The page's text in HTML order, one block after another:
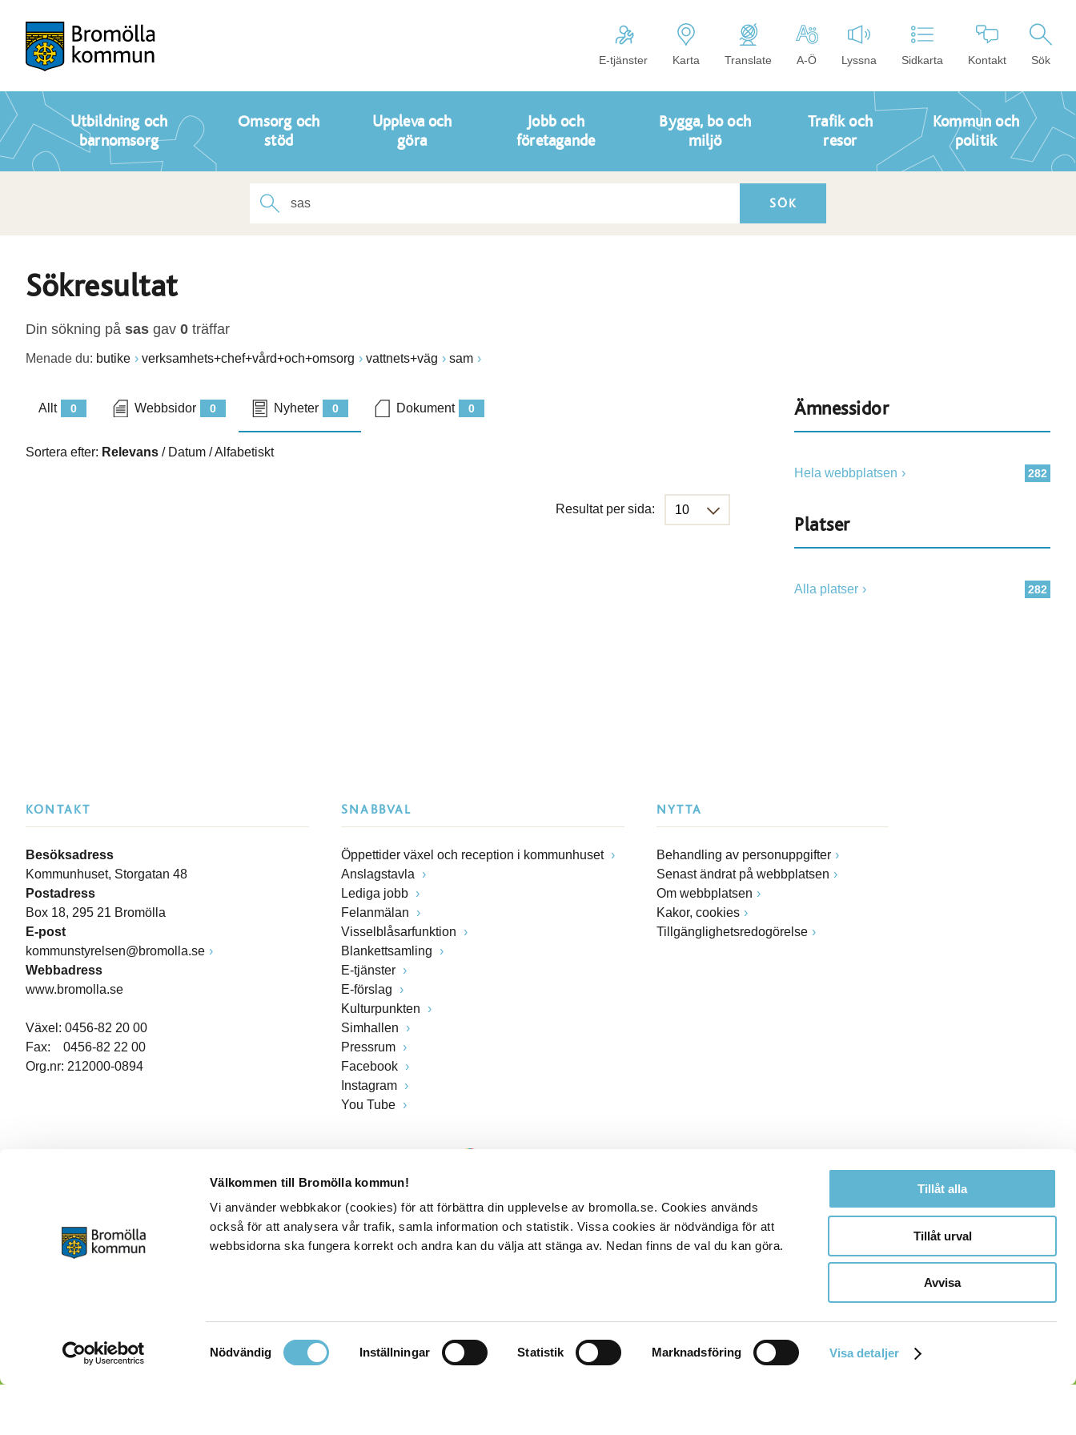
Välkommen till Bromölla kommun!
Vi använder webbkakor (cookies) för att förbättra din upplevelse av bromolla.se. Cookies används
också för att analysera vår trafik, samla information och statistik. Vissa cookies är nödvändiga för att
webbsidorna ska fungera korrekt och andra kan du välja att stänga av. Nedan finns de val du kan göra.
Samtyckesval
Nödvändig Inställningar Statistik Marknadsföring Visa detaljer
Tillåt alla
Tillåt urval
Avvisa
E-tjänster Karta Translate A-Ö Lyssna Sidkarta Kontakt Sök
Utbildning och
barnomsorg
Omsorg och
stöd
Uppleva och
göra
Jobb och
företagande
Bygga, bo och
miljö
Trafik och
resor
Kommun och
politik
Sökresultat
Din sökning på sas gav 0 träffar
Menade du: butike verksamhets+chef+vård+och+omsorg vattnets+väg sam
0
Allt 0
Webbsidor 0
Nyheter 0
Dokument
Sortera efter: Relevans / Datum /Alfabetiskt
Resultat per sida:
Ämnessidor
282
Hela webbplatsen
Platser
282
Alla platser
KONTAKT
Besöksadress
Kommunhuset, Storgatan 48
Postadress
Box 18, 295 21 Bromölla
E-post
kommunstyrelsen@bromolla.se
Webbadress
www.bromolla.se
Växel: 0456-82 20 00
Fax: 0456-82 22 00
Org.nr: 212000-0894
SNABBVAL
Öppettider växel och reception i kommunhuset
Anslagstavla
Lediga jobb
Felanmälan
Visselblåsarfunktion
Blankettsamling
E-tjänster
E-förslag
Kulturpunkten
Simhallen
Pressrum
Facebook
Instagram
You Tube
NYTTA
Behandling av personuppgifter
Senast ändrat på webbplatsen
Om webbplatsen
Kakor, cookies
Tillgänglighetsredogörelse